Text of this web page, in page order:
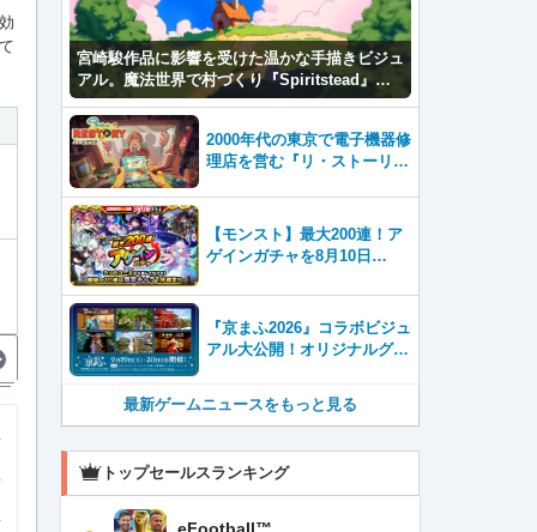
宮崎駿作品に影響を受けた温かな手描きビジュ
アル。魔法世界で村づくり『Spiritstead』本
日発売
2000年代の東京で電子機器修
理店を営む『リ・ストーリ
【モンスト】最大200連！ア
ゲインガチャを8月10日
『京まふ2026』コラボビジュ
アル大公開！オリジナルグッ
ど、見どころ満載！！
最新ゲームニュースをもっと見る
トップセールスランキング